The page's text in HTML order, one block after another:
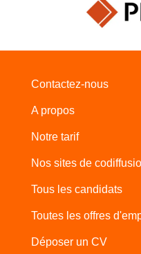
Contactez-nous
A propos
Notre tarif
Nos sites de
Tous les candidats
Toutes les offres
Déposer un CV